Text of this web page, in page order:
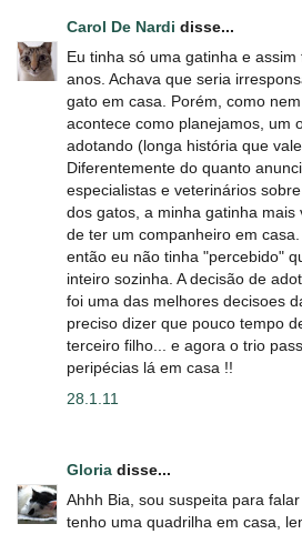
Carol De Nardi disse...
Eu tinha só uma gatinha e
anos. Achava que seria
gato em casa. Porém, como
acontece como planejamos, um
adotando (longa história que
Diferentemente do quanto
especialistas e veterinários
dos gatos, a minha gatinha mais
de ter um companheiro em
então eu não tinha "percebido"
inteiro sozinha. A decisão de
foi uma das melhores decisoes
preciso dizer que pouco tempo
terceiro filho... e agora o trio
peripécias lá em casa !!
28.1.11
Gloria disse...
Ahhh Bia, sou suspeita para
tenho uma quadrilha em casa,